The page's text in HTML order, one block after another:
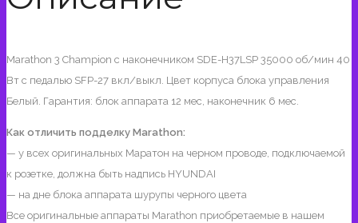
27
Marathon 3 Champion с наконечником SDE-H37LSP 35000 об/мин 40
Вт с педалью SFP-27 вкл/выкл. Цвет корпуса блока управления
Белый. Гарантия: блок аппарата 12 мес, наконечник 6 мес.
Как отличить подделку Marathon:
— у всех оригинальных Маратон на черном проводе, подключаемой
к розетке, должна быть надпись HYUNDAI
— на дне блока аппарата шурупы черного цвета
Все оригинальные аппараты Marathon приобретаемые в нашем